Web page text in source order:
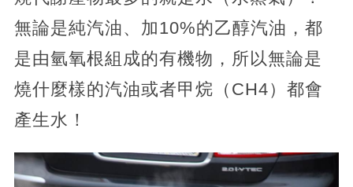
無論是純汽油、加10%的乙醇汽油，都
是由氫氧根組成的有機物，所以無論是
燒什麼樣的汽油或者甲烷（CH4）都會
產生水！